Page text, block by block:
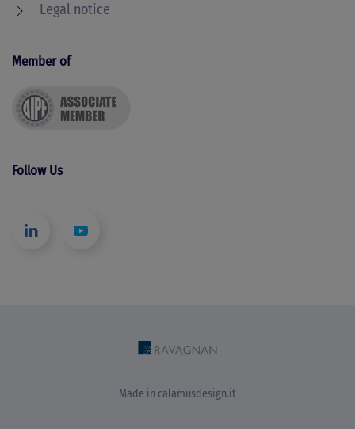
Legal notice
Member of
Follow Us
Made in calamusdesign.it